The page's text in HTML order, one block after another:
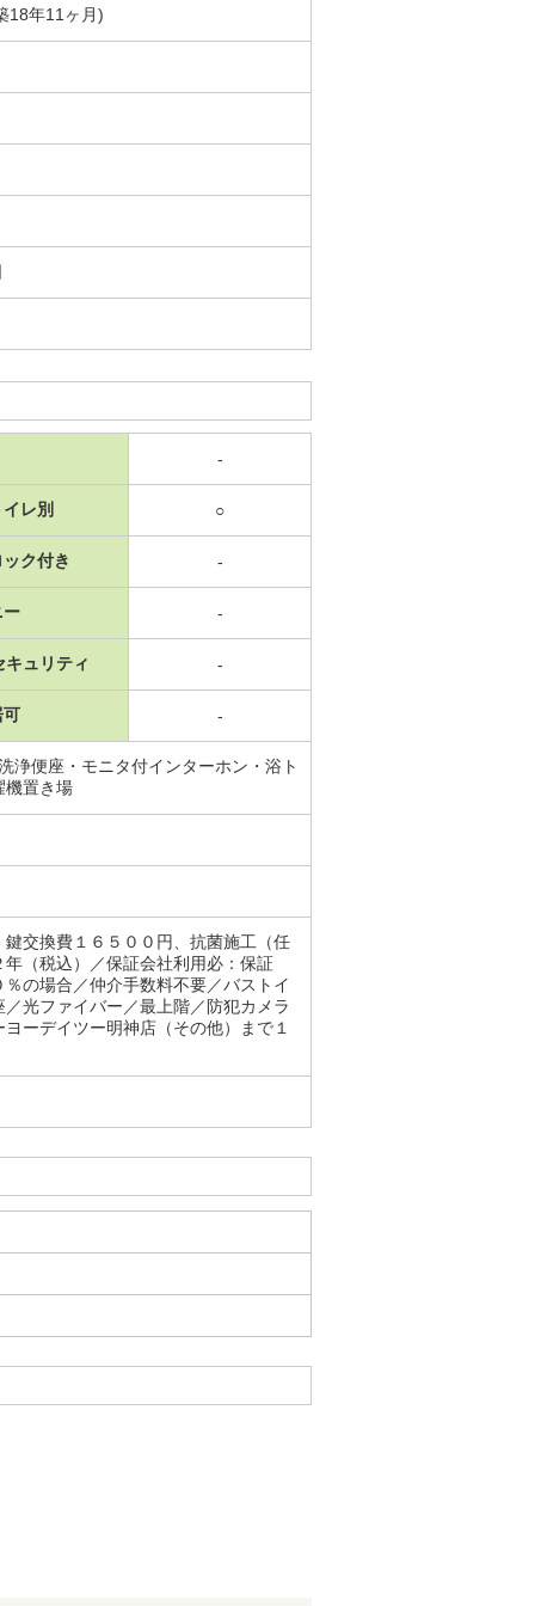
18年11ヶ月)
-
レ別 ○
ク付き -
ー -
キュリティ -
可 -
浄便座・モニタ付インターホン・浴ト
機置き場
交換費１６５００円、抗菌施工（任
（税込）／保証会社利用必：保証
の場合／仲介手数料不要／バストイ
光ファイバー／最上階／防犯カメラ
ーデイツー明神店（その他）まで１